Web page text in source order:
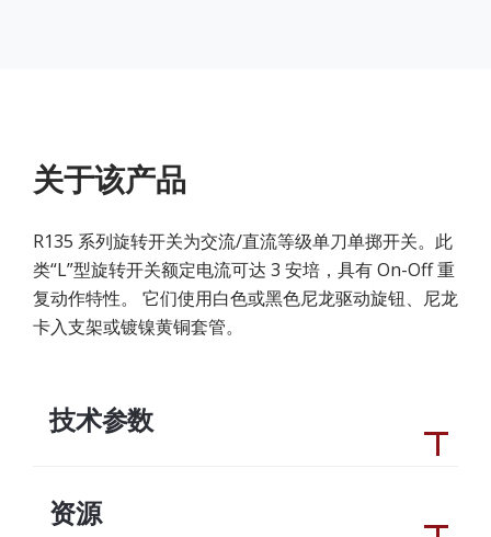
关于该产品
R135 系列旋转开关为交流/直流等级单刀单掷开关。此
类“L”型旋转开关额定电流可达 3 安培，具有 On-Off 重
复动作特性。 它们使用白色或黑色尼龙驱动旋钮、尼龙
卡入支架或镀镍黄铜套管。
技术参数
资源